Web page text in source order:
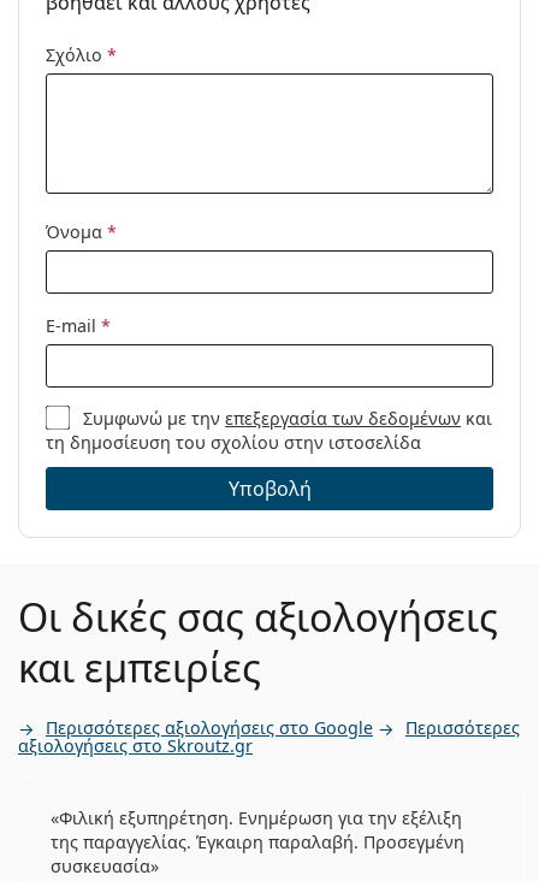
Μοντέλο:
PO3186S 1081R5 53
Σχόλιο *
Όνομα *
E-mail *
Συμφωνώ με τηνεπεξεργασία των δεδομένων και
τη δημοσίευση του σχολίου στην ιστοσελίδα
Υποβολή
Οι δικές σας αξιολογήσεις
και εμπειρίες
Περισσότερες αξιολογήσεις στο Google Περισσότερες
αξιολογήσεις στο Skroutz.gr
Φιλική εξυπηρέτηση. Ενημέρωση για την εξέλιξη
της παραγγελίας. Έγκαιρη παραλαβή. Προσεγμένη
συσκευασία